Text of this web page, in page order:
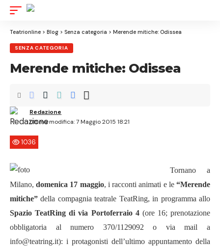
Teatrionline > Blog > Senza categoria > Merende mitiche: Odissea
SENZA CATEGORIA
Merende mitiche: Odissea
Ultima modifica: 7 Maggio 2015 18:21
Redazione
1036
Tornano a
Milano,domenica 17 maggio, i racconti animati e le“Merende
mitiche” della compagnia teatrale TeatRing, in programma allo
Spazio TeatRing di via Portoferraio 4(ore 16; prenotazione
obbligatoria al numero 370/1129092 o via mail a
info@teatring.it): i protagonisti dell’ultimo appuntamento della